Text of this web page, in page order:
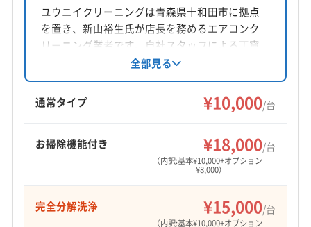
青森県三戸郡五戸町
対応地域
十和田市
三戸郡階上町
三戸郡五戸町
三戸郡三戸町
三戸郡田子町
上北郡おいらせ町
上北郡六戸町
定休日
ユウニイクリーニングは青森県十和田市に拠点
を置き、新山裕生氏が店長を務めるエアコンク
リーニング業者です。自社スタッフによる丁寧
な作業と、損害保険加入で安心を提供。完全分
解洗浄や防カビ抗菌コートにも対応していま
す。8:00〜18:00まで不定休で営業し、青森県内
を中心に出張サービスを提供しています。
全部見る
通常タイプ ¥10,000/台
お掃除機能付き ¥18,000/台
（内訳:基本¥10,000+オプション
¥8,000）
完全分解洗浄 ¥15,000/台
（内訳:基本¥10,000+オプション